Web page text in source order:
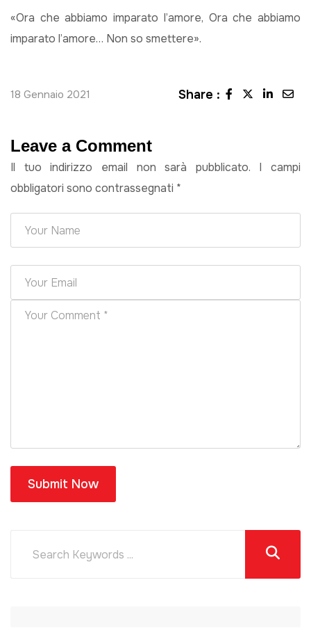
«Ora che abbiamo imparato l’amore, Ora che abbiamo
imparato l’amore… Non so smettere».
18 Gennaio 2021 Share :
Leave a Comment
Il tuo indirizzo email non sarà pubblicato.
I campi
obbligatori sono contrassegnati *
Submit Now